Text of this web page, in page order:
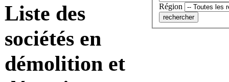
Liste des
sociétés en
démolition et
Région